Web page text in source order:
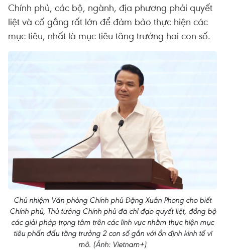
Chính phủ, các bộ, ngành, địa phương phải quyết
liệt và cố gắng rất lớn để đảm bảo thực hiện các
mục tiêu, nhất là mục tiêu tăng trưởng hai con số.
Chủ nhiệm Văn phòng Chính phủ Đặng Xuân Phong cho biết
Chính phủ, Thủ tướng Chính phủ đã chỉ đạo quyết liệt, đồng bộ
các giải pháp trọng tâm trên các lĩnh vực nhằm thực hiện mục
tiêu phấn đấu tăng trưởng 2 con số gắn với ổn định kinh tế vĩ
mô. (Ảnh: Vietnam+)